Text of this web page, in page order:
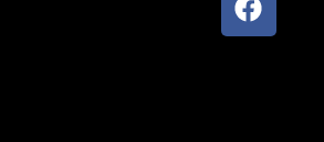
Poële Oxalibre L